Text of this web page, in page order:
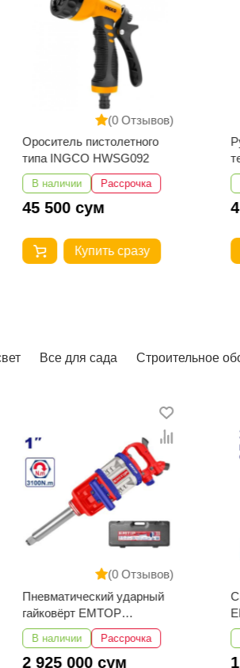
(0 Отзывов)
Ороситель пистолетного
типа INGCO HWSG092
В наличии Рассрочка
45 500 сум
Купить сразу
Все для сада Строительное
(0 Отзывов)
Пневматический ударный
гайковёрт EMTOP
EATL013101
В наличии Рассрочка
2 925 000 сум